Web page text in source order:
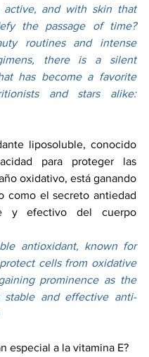
active, and with skin that
the passage of time?
routines and intense
there is a silent
has become a favorite
among nutritionists and stars alike:
liposoluble, conocido
para proteger las
oxidativo, está ganando
como el secreto antiedad
y efectivo del cuerpo
antioxidant, known for
cells from oxidative
prominence as the
stable and effective anti-
especial a la vitamina E?